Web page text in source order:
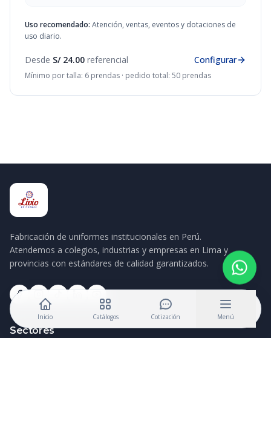
Uso recomendado: Atención, ventas, eventos y dotaciones de
uso diario.
Desde S/ 24.00 referencial Configurar
Mínimo por talla: 6 prendas · pedido total: 50 prendas
Fabricación de uniformes institucionales en Perú.
Atendemos a colegios, industrias y empresas en Lima y
provincias con estándares de calidad garantizados.
Sectores
Inicio Catálogos Cotización Menú